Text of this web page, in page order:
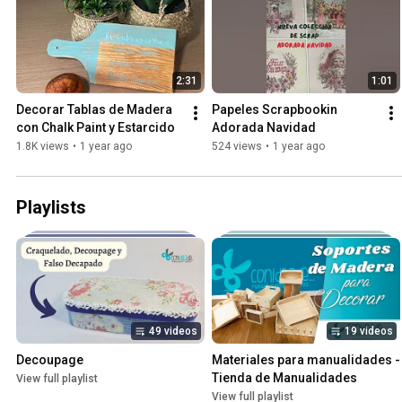
2:31
Decorar Tablas de Madera
con Chalk Paint y Estarcido
1.8K views • 1 year ago
1:01
Papeles Scrapbookin
Adorada Navidad
524 views • 1 year ago
Playlists
49 videos
Decoupage
View full playlist
19 videos
Materiales para manualidades -
Tienda de Manualidades
View full playlist